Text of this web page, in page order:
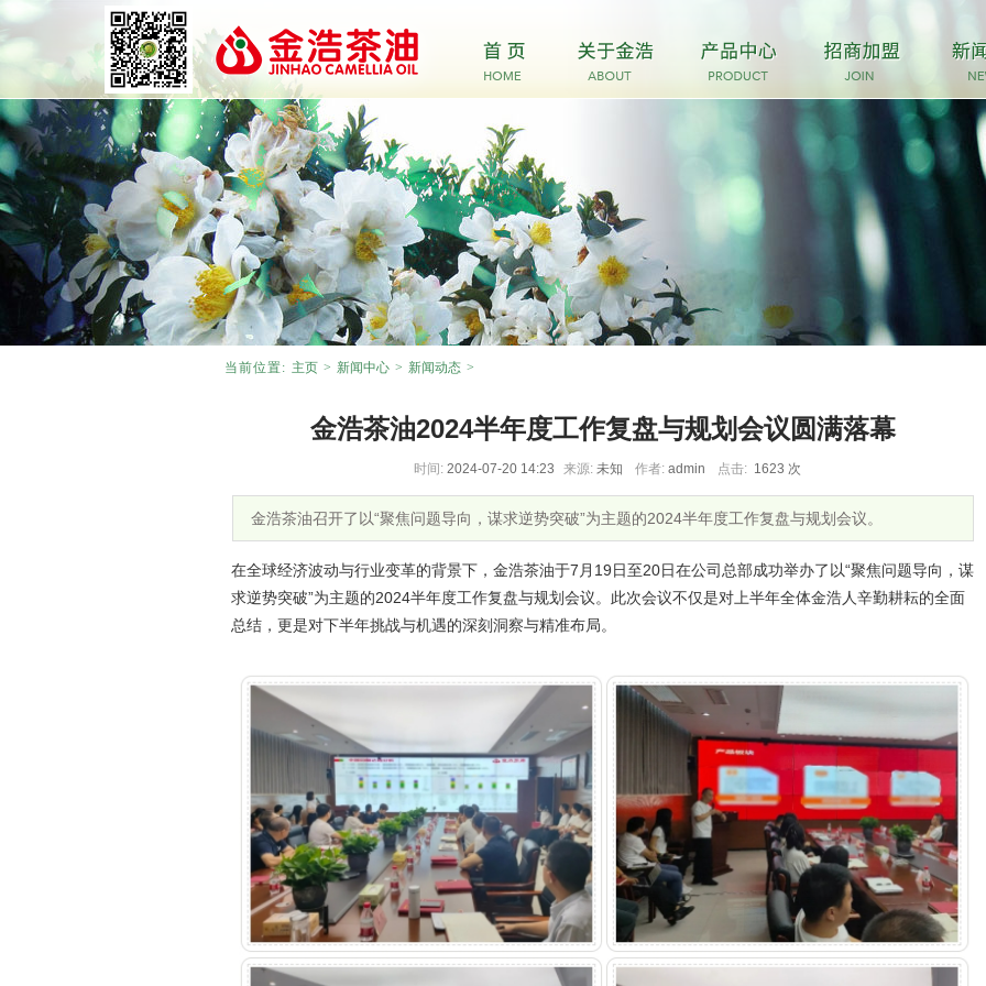
当前位置: 主页 > 新闻中心 > 新闻动态 >
金浩茶油2024半年度工作复盘与规划会议圆满落幕
时间: 2024-07-20 14:23 来源: 未知 作者: admin 点击: 1623 次
金浩茶油召开了以“聚焦问题导向，谋求逆势突破”为主题的2024半年度工作复盘与规划会议。
在全球经济波动与行业变革的背景下，金浩茶油于7月19日至20日在公司总部成功举办了以“聚焦问题导向，谋
求逆势突破”为主题的2024半年度工作复盘与规划会议。此次会议不仅是对上半年全体金浩人辛勤耕耘的全面
总结，更是对下半年挑战与机遇的深刻洞察与精准布局。